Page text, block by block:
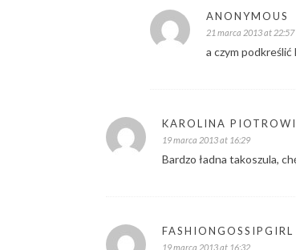
ANONYMOUS
21 marca 2013 at 22:57
a czym podkreślić
KAROLINA
19 marca 2013 at 16:29
Bardzo ładna takoszula,
FASHIONGOSSIPGIRL
19 marca 2013 at 16:32